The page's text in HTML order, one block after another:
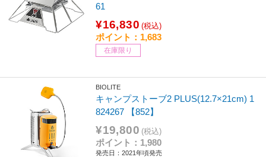
61
¥16,830 (税込)
ポイント：1,683
在庫限り
BIOLITE
キャンプストーブ2 PLUS(12.7×21cm) 1
824267 【852】
¥19,800 (税込)
ポイント：1,980
発売日：2021年頃発売